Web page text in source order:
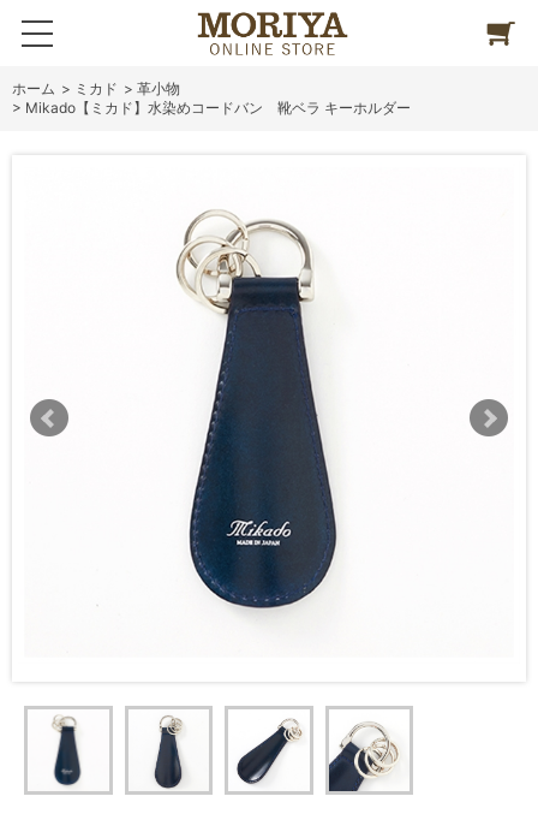
ホーム > ミカド > 革小物
> Mikado【ミカド】水染めコードバン 靴ベラ キーホルダー